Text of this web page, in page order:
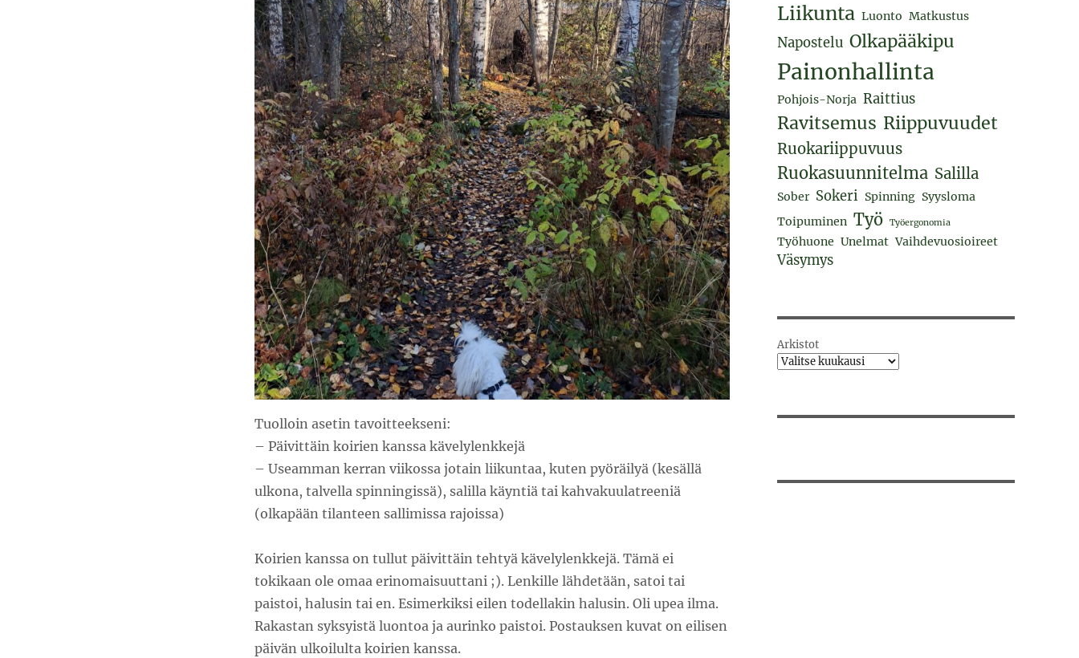
Tuolloin asetin tavoitteekseni:
– Päivittäin koirien kanssa kävelylenkkejä
– Useamman kerran viikossa jotain liikuntaa, kuten pyöräilyä (kesällä
ulkona, talvella spinningissä), salilla käyntiä tai kahvakuulatreeniä
(olkapään tilanteen sallimissa rajoissa)
Koirien kanssa on tullut päivittäin tehtyä kävelylenkkejä. Tämä ei
tokikaan ole omaa erinomaisuuttani ;). Lenkille lähdetään, satoi tai
paistoi, halusin tai en. Esimerkiksi eilen todellakin halusin. Oli upea ilma.
Rakastan syksyistä luontoa ja aurinko paistoi. Postauksen kuvat on eilisen
päivän ulkoilulta koirien kanssa.
Liikunta Luonto Matkustus
Napostelu Olkapääkipu
Painonhallinta
Pohjois-Norja Raittius
Ravitsemus Riippuvuudet
Ruokariippuvuus
Ruokasuunnitelma Salilla
Sober Sokeri Spinning Syysloma
Toipuminen Työ Työergonomia
Työhuone Unelmat Vaihdevuosioireet
Väsymys
Arkistot